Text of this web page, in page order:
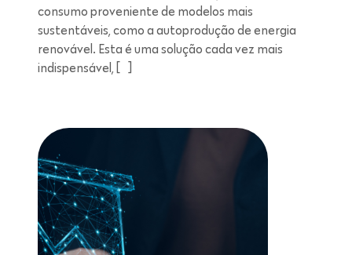
consumo proveniente de modelos mais
sustentáveis, como a autoprodução de energia
renovável. Esta é uma solução cada vez mais
indispensável, […]